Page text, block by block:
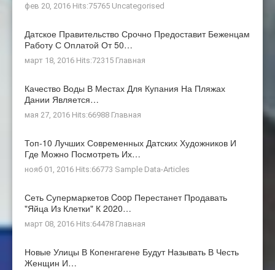
фев 20, 2016 Hits:75765 Uncategorised
Датское Правительство Срочно Предоставит Беженцам
Работу С Оплатой От 50…
март 18, 2016 Hits:72315 Главная
Качество Воды В Местах Для Купания На Пляжах
Дании Является…
мая 27, 2016 Hits:66988 Главная
Топ-10 Лучших Современных Датских Художников И
Где Можно Посмотреть Их…
нояб 01, 2016 Hits:66773 Sample Data-Articles
Сеть Супермаркетов Coop Перестанет Продавать
"яйца Из Клетки" К 2020…
март 08, 2016 Hits:64478 Главная
Новые Улицы В Копенгагене Будут Называть В Честь
Женщин И…